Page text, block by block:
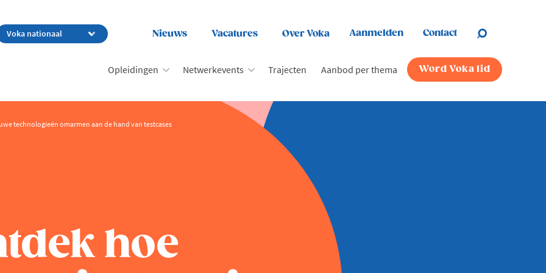
Nieuws Vacatures Over Voka Aanmelden Contact
Opleidingen Netwerkevents Trajecten Aanbod per thema Word Voka lid
technologieën omarmen aan de hand van testcases
hoe